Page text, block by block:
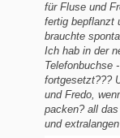
für Fluse und
fertig bepflanzt
brauchte
Ich hab in der
Telefonbuchse
fortgesetzt???
und Fredo,
packen? all
und